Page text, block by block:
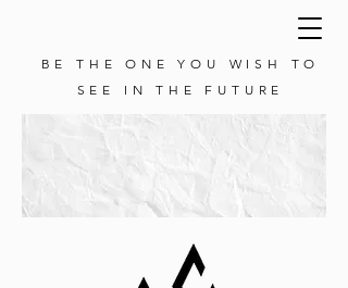
BE THE ONE YOU WISH TO
SEE IN THE FUTURE